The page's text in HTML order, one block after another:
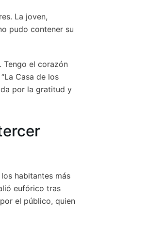
La joven,
pudo contener su
Tengo el corazón
Casa de los
por la gratitud y
habitantes más
eufórico tras
el público, quien